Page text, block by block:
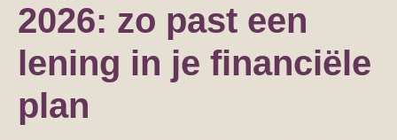
2026: zo past een
lening in je financiële
plan